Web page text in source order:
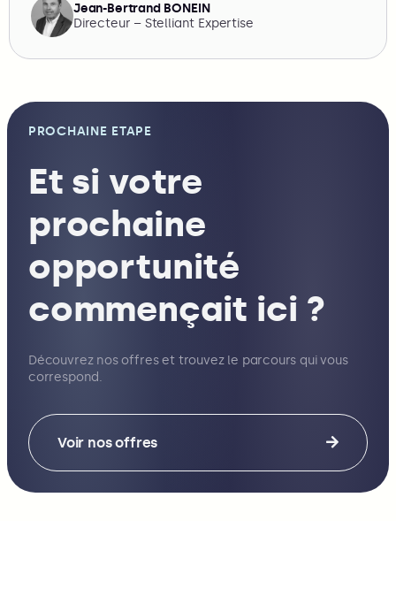
Jean-Bertrand BONEIN
Directeur – Stelliant Expertise
PROCHAINE ETAPE
Et si votre
prochaine
opportunité
commençait ici ?
Découvrez nos offres et trouvez le parcours qui vous
correspond.
Voir nos offres